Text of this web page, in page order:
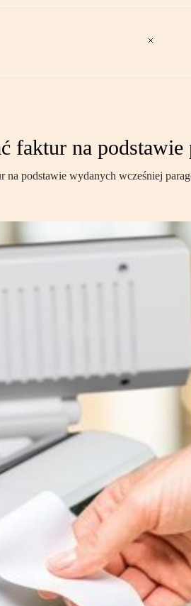
faktur na podstawie
podstawie wydanych wcześniej